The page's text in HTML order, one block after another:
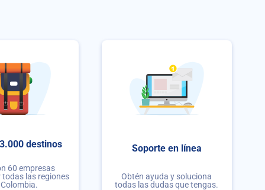
destinos
60 empresas
todas las regiones
Soporte en línea
Obtén ayuda y soluciona
todas las dudas que tengas.